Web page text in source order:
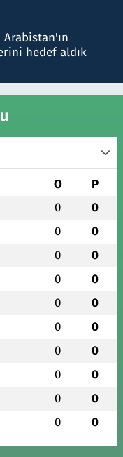
hedef aldık
O P
0 0
0 0
0 0
0 0
0 0
0 0
0 0
0 0
0 0
0 0